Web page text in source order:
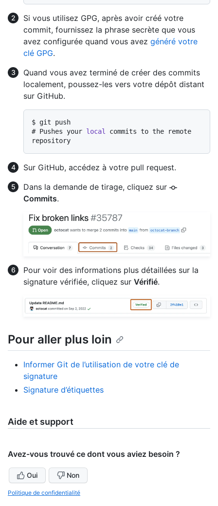
Si vous utilisez GPG, après avoir créé votre
commit, fournissez la phrase secrète que vous
avez configurée quand vous avez généré votre
clé GPG.
Quand vous avez terminé de créer des commits
localement, poussez-les vers votre dépôt distant
sur GitHub.
$ git push
# Pushes your local
commits to the remote
repository
Sur GitHub, accédez à votre pull request.
Dans la demande de tirage, cliquez sur
Commits.
Pour voir des informations plus détaillées sur la
signature vérifiée, cliquez sur Vérifié.
Pour aller plus loin
Informer Git de l’utilisation de votre clé de
signature
Signature d’étiquettes
Aide et support
Avez-vous trouvé ce dont vous aviez besoin ?
Oui Non
Politique de confidentialité